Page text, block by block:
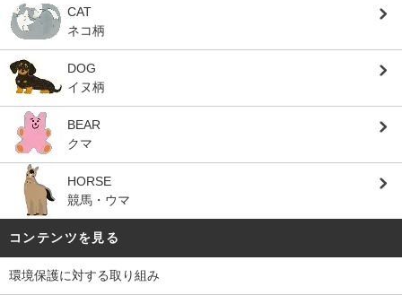
CAT
ネコ柄
DOG
イヌ柄
BEAR
クマ
HORSE
競馬・ウマ
コンテンツを見る
環境保護に対する取り組み